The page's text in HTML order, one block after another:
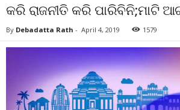
କରି ରାଜନୀତି କରି ପାରିବିନି;ମାଟି
By Debadatta Rath - April 4, 2019 1579